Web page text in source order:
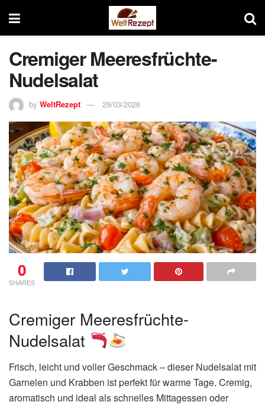
Cremiger Meeresfrüchte-
Nudelsalat
by WeltRezept 29/03/2026
0
SHARES
Cremiger Meeresfrüchte-
Nudelsalat
Frisch, leicht und voller Geschmack – dieser Nudelsalat mit
Garnelen und Krabben ist perfekt für warme Tage. Cremig,
aromatisch und ideal als schnelles Mittagessen oder